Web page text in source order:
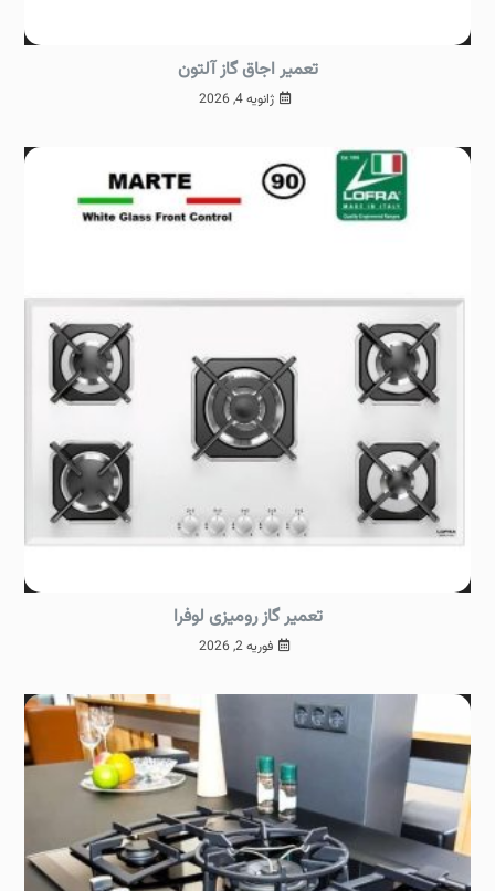
تعمیر اجاق گاز آلتون
ژانویه 4, 2026
تعمیر گاز رومیزی لوفرا
فوریه 2, 2026